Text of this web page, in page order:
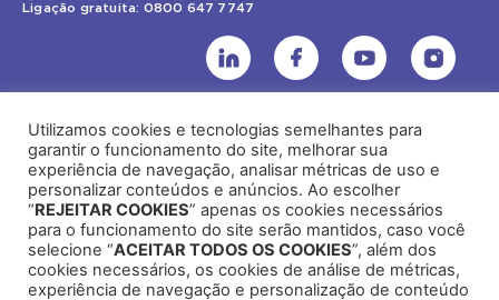
Ligação gratuita: 0800 647 7747
UHE Jirau
Rodovia BR-364, KM 824 S/Nº - Distrito de Jaci Paraná – Porto Velho
(RO) – CEP: 76840-000 – Telefone: (69) 2182.8600
Rio de Janeiro (RJ)
Utilizamos cookies e tecnologias semelhantes para
garantir o funcionamento do site, melhorar sua
experiência de navegação, analisar métricas de uso e
personalizar conteúdos e anúncios. Ao escolher
“REJEITAR COOKIES” apenas os cookies necessários
para o funcionamento do site serão mantidos, caso você
selecione “ACEITAR TODOS OS COOKIES”, além dos
cookies necessários, os cookies de análise de métricas,
experiência de navegação e personalização de conteúdo